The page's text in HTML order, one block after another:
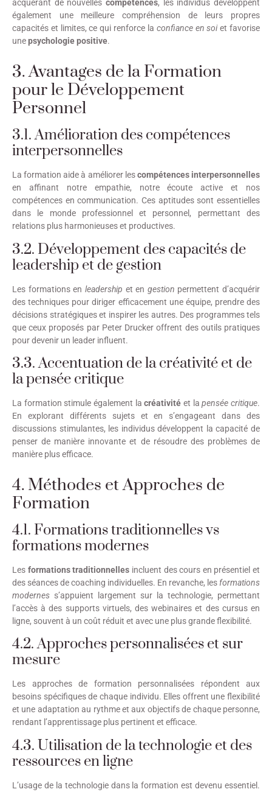
acquérant de nouvelles compétences, les individus développent
également une meilleure compréhension de leurs propres
capacités et limites, ce qui renforce la confiance en soiet favorise
unepsychologie positive.
3. Avantages de la Formation
pour le Développement
Personnel
3.1. Amélioration des compétences
interpersonnelles
La formation aide à améliorer lescompétences interpersonnelles
en affinant notre empathie, notre écoute active et nos
compétences en communication. Ces aptitudes sont essentielles
dans le monde professionnel et personnel, permettant des
relations plus harmonieuses et productives.
3.2. Développement des capacités de
leadership et de gestion
Les formations en leadership et en gestion permettent d’acquérir
des techniques pour diriger efficacement une équipe, prendre des
décisions stratégiques et inspirer les autres. Des programmes tels
que ceux proposés par Peter Drucker offrent des outils pratiques
pour devenir un leader influent.
3.3. Accentuation de la créativité et de
la pensée critique
La formation stimule également lacréativité et lapensée critique.
En explorant différents sujets et en s’engageant dans des
discussions stimulantes, les individus développent la capacité de
penser de manière innovante et de résoudre des problèmes de
manière plus efficace.
4. Méthodes et Approches de
Formation
4.1. Formations traditionnelles vs
formations modernes
Les formations traditionnelles incluent des cours en présentiel et
des séances de coaching individuelles. En revanche, les formations
modernes s’appuient largement sur la technologie, permettant
l’accès à des supports virtuels, des webinaires et des cursus en
ligne, souvent à un coût réduit et avec une plus grande flexibilité.
4.2. Approches personnalisées et sur
mesure
Les approches de formation personnalisées répondent aux
besoins spécifiques de chaque individu. Elles offrent une flexibilité
et une adaptation au rythme et aux objectifs de chaque personne,
rendant l’apprentissage plus pertinent et efficace.
4.3. Utilisation de la technologie et des
ressources en ligne
L’usage de la technologie dans la formation est devenu essentiel.